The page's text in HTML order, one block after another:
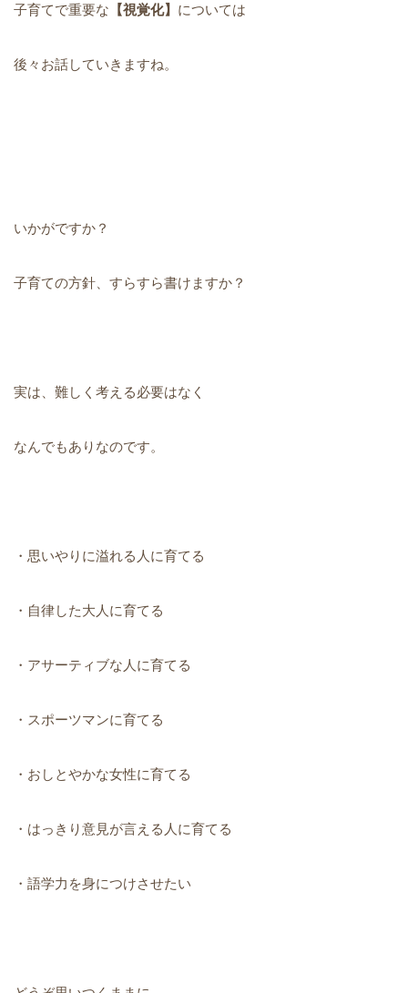
子育てで重要な 【視覚化】 については
後々お話していきますね。
いかがですか？
子育ての方針、すらすら書けますか？
実は、難しく考える必要はなく
なんでもありなのです。
・思いやりに溢れる人に育てる
・自律した大人に育てる
・アサーティブな人に育てる
・スポーツマンに育てる
・おしとやかな女性に育てる
・はっきり意見が言える人に育てる
・語学力を身につけさせたい